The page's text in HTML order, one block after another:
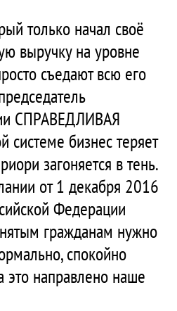
только начал своё
выручку на уровне
съедают всю его
СПРАВЕДЛИВАЯ
бизнес теряет
загоняется в тень.
от 1 декабря 2016
Федерации
гражданам нужно
спокойно
это направлено наше